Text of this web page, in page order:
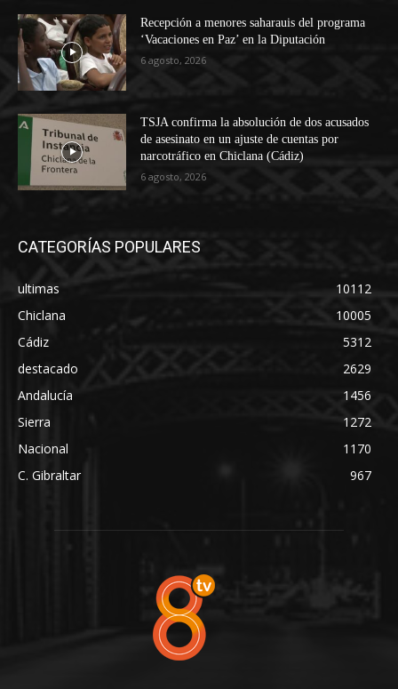
Recepción a menores saharauis del programa
‘Vacaciones en Paz’ en la Diputación
6 agosto, 2026
TSJA confirma la absolución de dos acusados
de asesinato en un ajuste de cuentas por
narcotráfico en Chiclana (Cádiz)
6 agosto, 2026
CATEGORÍAS POPULARES
ultimas
10112
Chiclana
10005
Cádiz
5312
destacado
2629
Andalucía
1456
Sierra
1272
Nacional
1170
C. Gibraltar
967